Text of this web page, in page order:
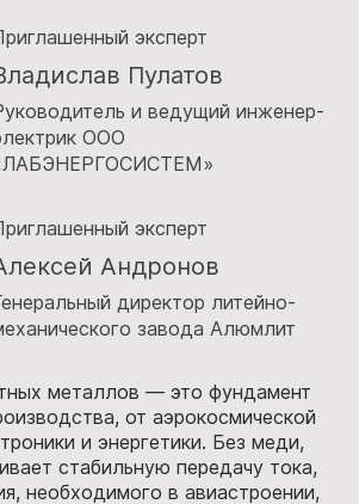
эксперт
Пулатов
и ведущий инженер-
ООО
эксперт
Андронов
директор литейно-
завода Алюмлит
металлов — это фундамент
от аэрокосмической
и энергетики. Без меди,
стабильную передачу тока,
необходимого в авиастроении,